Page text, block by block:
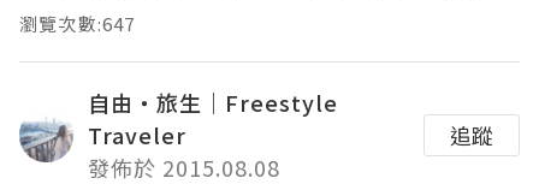
瀏覽次數:647
自由・旅生｜Freestyle
Traveler
發佈於 2015.08.08
追蹤